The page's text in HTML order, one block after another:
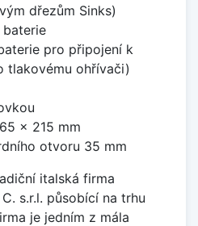
dřezům Sinks)
baterie
pro připojení k
tlakovému ohřívači)
x 215 mm
otvoru 35 mm
italská firma
C. s.r.l. působící na trhu
je jedním z mála